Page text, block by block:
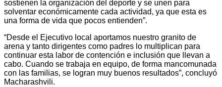
sostienen la organización del deporte y se unen para
solventar económicamente cada actividad, ya que esta es
una forma de vida que pocos entienden”.
“Desde el Ejecutivo local aportamos nuestro granito de
arena y tanto dirigentes como padres lo multiplican para
continuar esta labor de contención e inclusión que llevan a
cabo. Cuando se trabaja en equipo, de forma mancomunada
con las familias, se logran muy buenos resultados”, concluyó
Macharashvili.